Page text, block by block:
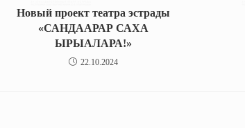
Новый проект театра эстрады
«САНДААРАР САХА
ЫРЫАЛАРА!»
22.10.2024